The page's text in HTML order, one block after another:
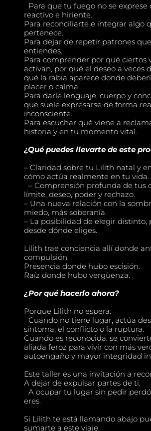
Para que tu fuego no se exprese
reactivo e hiriente.
Para reconciliarte e integrar algo
pertenece.
Para dejar de repetir patrones
entiendes.
Para comprender por qué ciertos
activan, por qué el deseo a veces
qué la rabia aparece donde
placer o calma.
Para darle lenguaje, cuerpo y
que suele expresarse de forma
inconsciente.
Para escuchar qué viene a
historia y en tu momento vital.
¿Qué puedes llevarte de este
– Claridad sobre tu Lilith natal y
cómo actúa realmente en tu vida.
– Comprensión profunda de tus
límite, deseo, poder y rechazo.
– Una nueva relación con la
miedo, más soberanía.
– La posibilidad de elegir distinto,
desde dónde eliges.
Lilith trae conciencia allí donde
compulsión.
Presencia donde hubo escisión.
Raíz donde hubo vergüenza.
¿Por qué hacerlo ahora?
Porque Lilith no espera.
Cuando no tiene lugar, actúa
síntoma, el conflicto o la ruptura.
Cuando es reconocida, se
aliada feroz para vivir con más
autoengaño y mayor integridad
Este taller es una invitación a
A dejar de expulsar partes de ti.
A ocupar tu lugar sin pedir
eres.
Si Lilith te está llamando abajo
sumarte a este viaje.